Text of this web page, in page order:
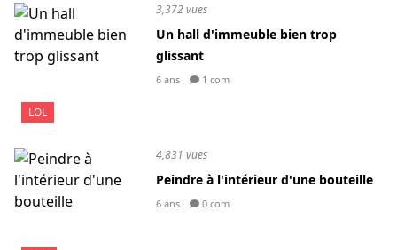
LOL
3,372 vues
Un hall d'immeuble bien trop
glissant
6 ans 1 com
4,831 vues
Peindre à l'intérieur d'une bouteille
6 ans 0 com